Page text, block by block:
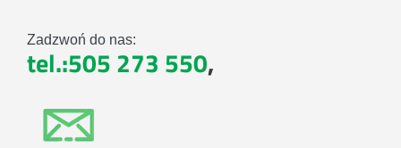
Zadzwoń do nas:
tel.:505 273 550,